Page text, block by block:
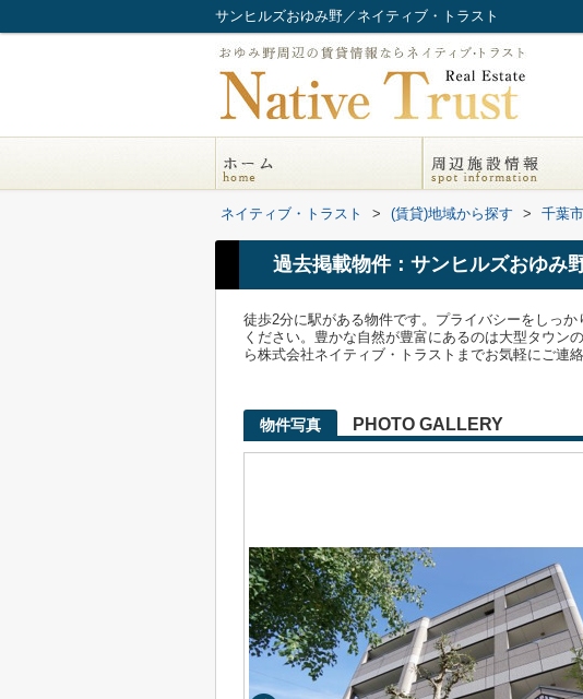
サンヒルズおゆみ野／ネイティブ・トラスト
ネイティブ・トラスト > (賃貸)地域から探す > 千葉
過去掲載物件：サンヒルズおゆみ
徒歩2分に駅がある物件です。プライバシーをしっ
ください。豊かな自然が豊富にあるのは大型タウン
ら株式会社ネイティブ・トラストまでお気軽にご連絡
物件写真 PHOTO GALLERY